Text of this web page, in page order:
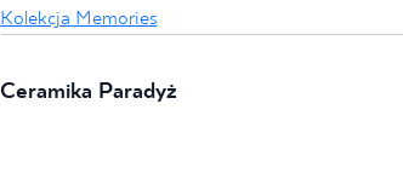
Kolekcja Memories
Ceramika Paradyż